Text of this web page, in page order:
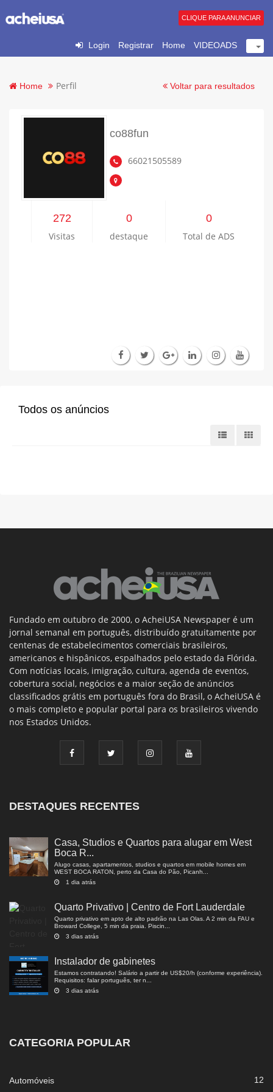
Login Registrar Home VIDEOADS
CLIQUE PARA ANUNCIAR
Home Perfil Voltar para resultados
co88fun
66021505589
272
Visitas
0
destaque
0
Total de ADS
Todos os anúncios
Fundado em outubro de 2000, o AcheiUSA Newspaper é um
jornal semanal em português, distribuído gratuitamente por
centenas de estabelecimentos comerciais brasileiros,
americanos e hispânicos, espalhados pelo estado da Flórida.
Com notícias locais, imigração, cultura, agenda de eventos,
cobertura social, negócios e a maior seção de anúncios
classificados grátis em português fora do Brasil, o AcheiUSA é
o mais completo e popular portal para os brasileiros vivendo
nos Estados Unidos.
DESTAQUES RECENTES
Casa, Studios e Quartos para alugar em West
Boca R...
Alugo casas, apartamentos, studios e quartos em mobile homes em
WEST BOCA RATON, perto da Casa do Pão, Picanh...
1 dia atrás
Quarto Privativo | Centro de Fort Lauderdale
Quarto privativo em apto de alto padrão na Las Olas. A 2 min da FAU e
Broward College, 5 min da praia. Piscin...
3 dias atrás
Instalador de gabinetes
Estamos contratando! Salário a partir de US$20/h (conforme experiência).
Requisitos: falar português, ter n...
3 dias atrás
CATEGORIA POPULAR
Automóveis 12